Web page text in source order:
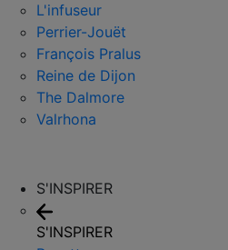
L'infuseur
Perrier-Jouët
François Pralus
Reine de Dijon
The Dalmore
Valrhona
S'INSPIRER
S'INSPIRER